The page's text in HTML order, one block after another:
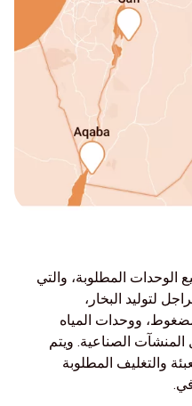
المطلوبة، والتي
لتوليد البخار،
ووحدات المياه
المنشآت الصناعية. ويتم
والتغليف المطلوبة